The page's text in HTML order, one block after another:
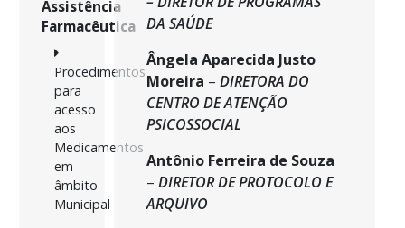
Assistência
Farmacêutica
Procedimentos
para
acesso
aos
Medicamentos
em
âmbito
Municipal
DA SAÚDE
Ângela Aparecida Justo
Moreira – DIRETORA DO
CENTRO DE ATENÇÃO
PSICOSSOCIAL
Antônio Ferreira de Souza
– DIRETOR DE PROTOCOLO E
ARQUIVO